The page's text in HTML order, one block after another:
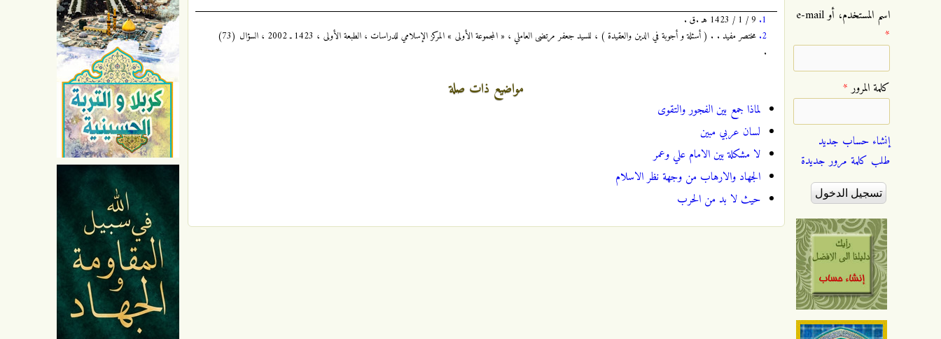
1.
2.
مختصر مفيد . . ( أسئلة و أجوبة في الدين والعقيدة ) ، للسيد جعفر مرتضى العاملي ، « المجموعة الأولى » المركز الإسلامي للدراسات ، الطبعة الأولى ، 1423 ـ 2002 ، السؤال (73)
.
مواضيع ذات صلة
لماذا جمع بين الفجور والتقوى
لسان عربي مبين
لا مشكلة بين الامام علي وعمر
الجهاد والارهاب من وجهة نظر الاسلام
حيث لا بد من الحرب
‏اسم المستخدم، أو e-mail
*
‏كلمة المرور ‏*
إنشاء حساب جديد
طلب كلمة مرور جديدة